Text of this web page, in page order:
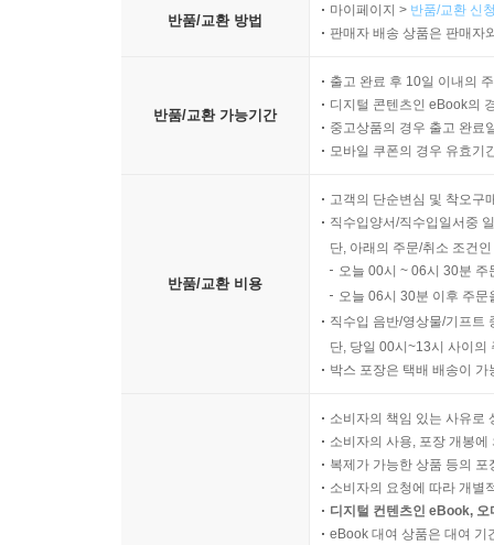
반품/교환 방법
마이페이지 > 반품/교환 신
판매자 배송 상품은 판매자
반품/교환 가능기간
출고 완료 후 10일 이내의
디지털 콘텐츠인 eBook의
중고상품의 경우 출고 완료
모바일 쿠폰의 경우 유효기
반품/교환 비용
고객의 단순변심 및 착오구
직수입양서/직수입일서중
단, 아래의 주문/취소 조건
오늘 00시 ~ 06시 30분
오늘 06시 30분 이후 주
직수입 음반/영상물/기프트
단, 당일 00시~13시 사이의
박스 포장은 택배 배송이
소비자의 책임 있는 사유로
소비자의 사용, 포장 개봉
복제가 가능한 상품 등의
소비자의 요청에 따라 개별
디지털 컨텐츠인 eBook,
eBook 대여 상품은 대여 기